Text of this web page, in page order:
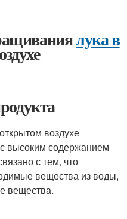
лука в
воздухе
высоким содержанием
с тем, что
вещества из воды,
вещества.